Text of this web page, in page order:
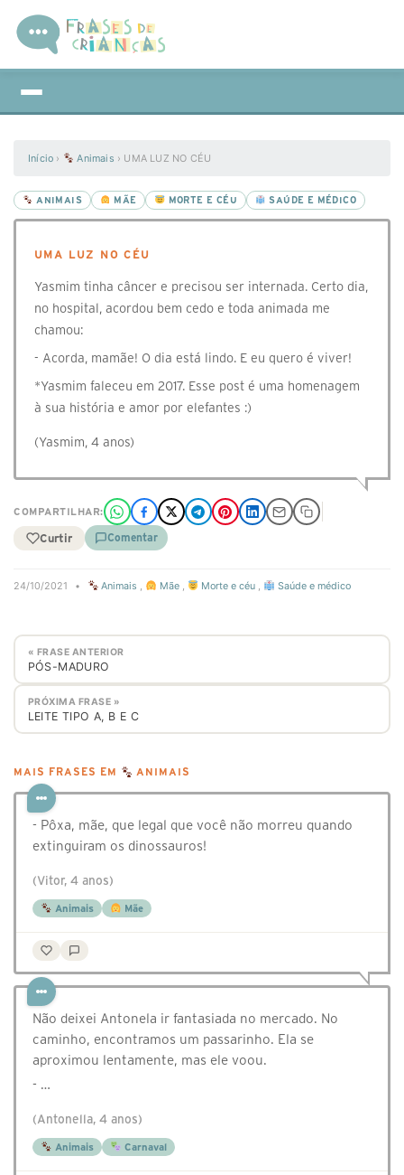
Início › Animais › UMA LUZ NO CÉU
ANIMAIS MÃE MORTE E CÉU SAÚDE E MÉDICO
UMA LUZ NO CÉU
Yasmim tinha câncer e precisou ser internada. Certo dia,
no hospital, acordou bem cedo e toda animada me
chamou:
- Acorda, mamãe! O dia está lindo. E eu quero é viver!
*Yasmim faleceu em 2017. Esse post é uma homenagem
à sua história e amor por elefantes :)
(Yasmim, 4 anos)
COMPARTILHAR:
Curtir Comentar
24/10/2021 • Animais , Mãe, Morte e céu , Saúde e médico
« FRASE ANTERIOR
PÓS-MADURO
PRÓXIMA FRASE »
LEITE TIPO A, B E C
MAIS FRASES EM ANIMAIS
- Pôxa, mãe, que legal que você não morreu quando
extinguiram os dinossauros!
(Vitor, 4 anos)
Animais Mãe
Não deixei Antonela ir fantasiada no mercado. No
caminho, encontramos um passarinho. Ela se
aproximou lentamente, mas ele voou.
- …
(Antonella, 4 anos)
Animais Carnaval